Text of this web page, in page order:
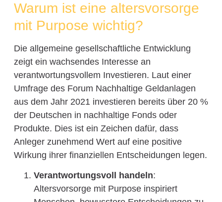
Warum ist eine altersvorsorge
mit Purpose wichtig?
Die allgemeine gesellschaftliche Entwicklung
zeigt ein wachsendes Interesse an
verantwortungsvollem Investieren. Laut einer
Umfrage des Forum Nachhaltige Geldanlagen
aus dem Jahr 2021 investieren bereits über 20 %
der Deutschen in nachhaltige Fonds oder
Produkte. Dies ist ein Zeichen dafür, dass
Anleger zunehmend Wert auf eine positive
Wirkung ihrer finanziellen Entscheidungen legen.
Verantwortungsvoll handeln:
Altersvorsorge mit Purpose inspiriert